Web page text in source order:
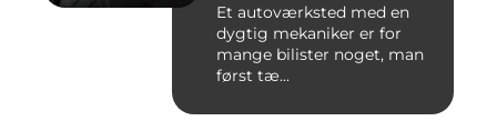
Et autoværksted med en
dygtig mekaniker er for
mange bilister noget, man
først tæ...